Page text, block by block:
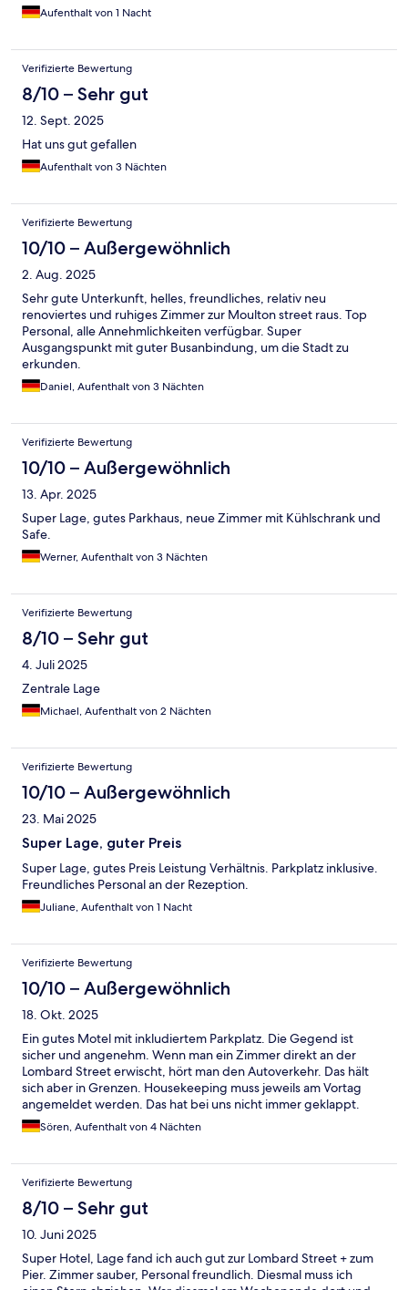
Aufenthalt von 1 Nacht
Verifizierte Bewertung
8/10 – Sehr gut
12. Sept. 2025
Hat uns gut gefallen
Aufenthalt von 3 Nächten
Verifizierte Bewertung
10/10 – Außergewöhnlich
2. Aug. 2025
Sehr gute Unterkunft, helles, freundliches, relativ neu
renoviertes und ruhiges Zimmer zur Moulton street raus. Top
Personal, alle Annehmlichkeiten verfügbar. Super
Ausgangspunkt mit guter Busanbindung, um die Stadt zu
erkunden.
Daniel, Aufenthalt von 3 Nächten
Verifizierte Bewertung
10/10 – Außergewöhnlich
13. Apr. 2025
Super Lage, gutes Parkhaus, neue Zimmer mit Kühlschrank und
Safe.
Werner, Aufenthalt von 3 Nächten
Verifizierte Bewertung
8/10 – Sehr gut
4. Juli 2025
Zentrale Lage
Michael, Aufenthalt von 2 Nächten
Verifizierte Bewertung
10/10 – Außergewöhnlich
23. Mai 2025
Super Lage, guter Preis
Super Lage, gutes Preis Leistung Verhältnis. Parkplatz inklusive.
Freundliches Personal an der Rezeption.
Juliane, Aufenthalt von 1 Nacht
Verifizierte Bewertung
10/10 – Außergewöhnlich
18. Okt. 2025
Ein gutes Motel mit inkludiertem Parkplatz. Die Gegend ist
sicher und angenehm. Wenn man ein Zimmer direkt an der
Lombard Street erwischt, hört man den Autoverkehr. Das hält
sich aber in Grenzen. Housekeeping muss jeweils am Vortag
angemeldet werden. Das hat bei uns nicht immer geklappt.
Sören, Aufenthalt von 4 Nächten
Verifizierte Bewertung
8/10 – Sehr gut
10. Juni 2025
Super Hotel, Lage fand ich auch gut zur Lombard Street + zum
Pier. Zimmer sauber, Personal freundlich. Diesmal muss ich